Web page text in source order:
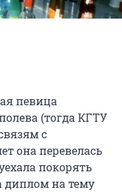
певица
(тогда КГТУ
с
она перевелась
покорять
диплом на тему